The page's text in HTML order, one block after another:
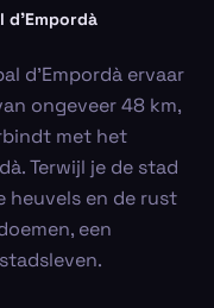
d'Empordà
d'Empordà ervaar
ongeveer 48 km,
met het
Terwijl je de stad
heuvels en de rust
een